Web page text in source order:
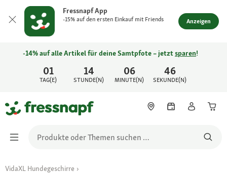
Fressnapf App
-15% auf den ersten Einkauf mit Friends Anzeigen
01
TAG(E)
14
STUNDE(N)
06
MINUTE(N)
46
SEKUNDE(N)
-14% auf alle Artikel für deine Samtpfote – jetztsparen!
VidaXL Hundegeschirre